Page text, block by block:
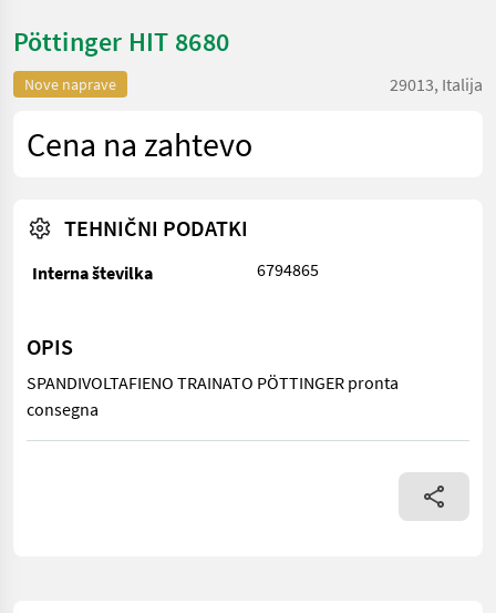
Pöttinger HIT 8680
Nove naprave 29013, Italija
Cena na zahtevo
TEHNIČNI PODATKI
Interna številka 6794865
OPIS
SPANDIVOLTAFIENO TRAINATO PÖTTINGER pronta
consegna
SPANDIVOLTAFIENO TRAINATO PÖTTINGER pronta consegna